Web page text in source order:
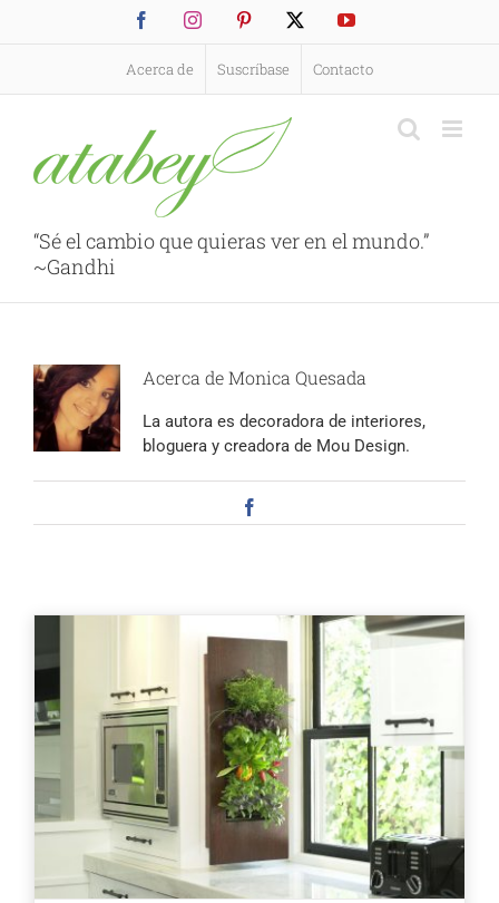
FacebookInstagramPinterest YouTube
Acerca de Suscríbase Contacto
“Sé el cambio que quieras ver en el mundo.”
~Gandhi
Acerca deMonica Quesada
La autora es decoradora de interiores,
bloguera y creadora de Mou Design.